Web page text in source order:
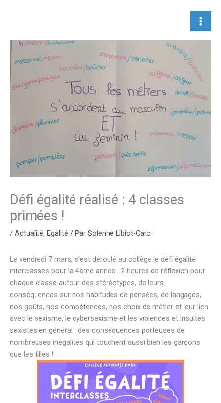
Défi égalité réalisé : 4 classes
primées !
/ Actualité, Egalité / Par Solenne Libiot-Caro
Le vendredi 7 mars, s’est déroulé au collège le défi égalité
interclasses pour la 4ème année : 2 heures de réflexion pour
chaque classe autour des stéréotypes, de leurs
conséquences sur nos habitudes de pensées, de langages,
nos goûts, nos compétences, nos choix de métier et leur lien
avec le sexisme, le cybersexisme et les violences et insultes
sexistes en général : des conséquences porteuses de
nombreuses inégalités qui touchent aussi bien les garçons
que les filles !